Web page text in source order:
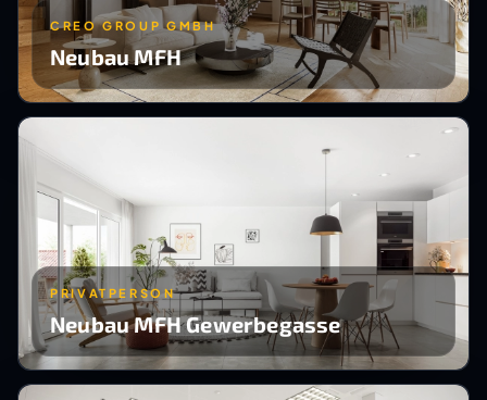
CREO GROUP GMBH
Neubau MFH
PRIVATPERSON
Neubau MFH Gewerbegasse